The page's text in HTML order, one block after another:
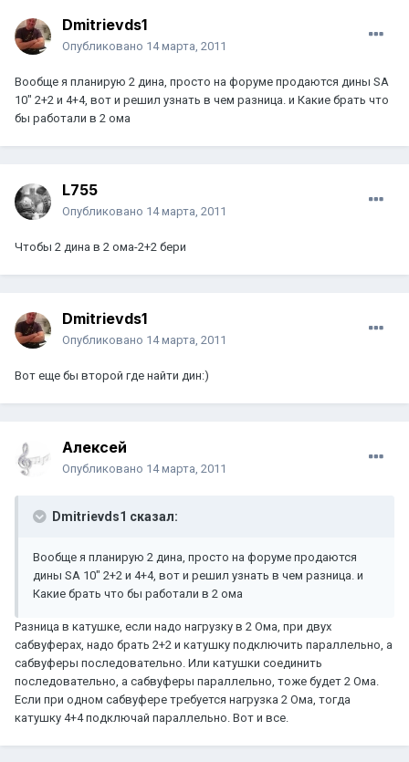
Dmitrievds1
Опубликовано 14 марта, 2011
Вообще я планирую 2 дина, просто на форуме продаются дины SA
10" 2+2 и 4+4, вот и решил узнать в чем разница. и Какие брать что
бы работали в 2 ома
L755
Опубликовано 14 марта, 2011
Чтобы 2 дина в 2 ома-2+2 бери
Dmitrievds1
Опубликовано 14 марта, 2011
Вот еще бы второй где найти дин:)
Aлексей
Опубликовано 14 марта, 2011
Dmitrievds1 сказал:
Вообще я планирую 2 дина, просто на форуме продаются
дины SA 10" 2+2 и 4+4, вот и решил узнать в чем разница. и
Какие брать что бы работали в 2 ома
Разница в катушке, если надо нагрузку в 2 Ома, при двух
сабвуферах, надо брать 2+2 и катушку подключить параллельно, а
сабвуферы последовательно. Или катушки соединить
последовательно, а сабвуферы параллельно, тоже будет 2 Ома.
Если при одном сабвуфере требуется нагрузка 2 Ома, тогда
катушку 4+4 подключай параллельно. Вот и все.